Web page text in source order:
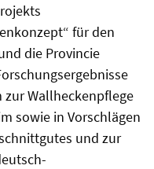
für den
die Provincie
Wallheckenpflege
sowie in Vorschlägen
und zur